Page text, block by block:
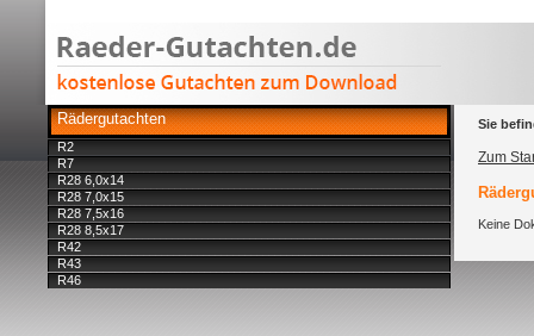
Rädergutachten
R2
R7
R28 6,0x14
R28 7,0x15
R28 7,5x16
R28 8,5x17
R42
R43
R46
Sie
Zum
Keine